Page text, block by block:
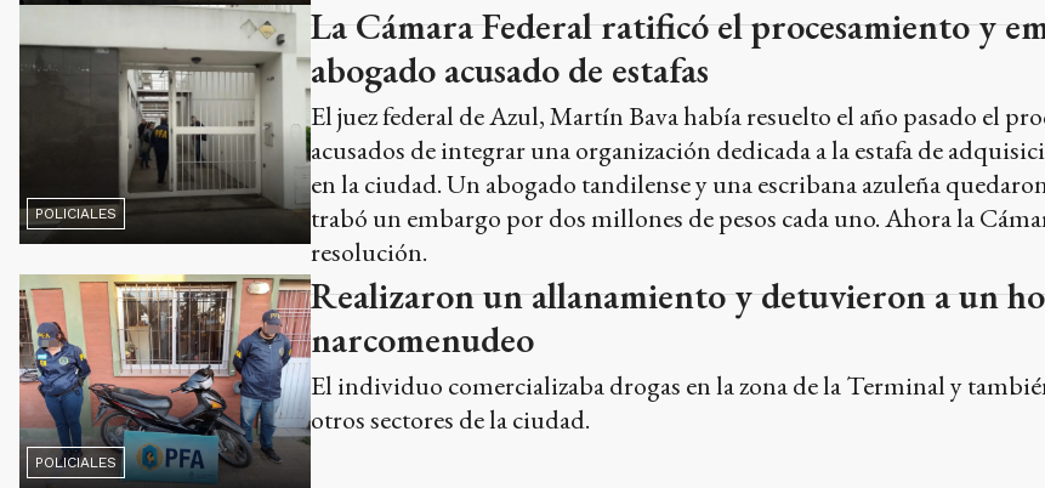
POLICIALES
La Cámara Federal ratificó el procesamiento y
abogado acusado de estafas
El juez federal de Azul, Martín Bava había resuelto el año pasado el
acusados de integrar una organización dedicada a la estafa de
en la ciudad. Un abogado tandilense y una escribana azuleña
trabó un embargo por dos millones de pesos cada uno. Ahora la
resolución.
POLICIALES
Realizaron un allanamiento y detuvieron a un
narcomenudeo
El individuo comercializaba drogas en la zona de la Terminal y
otros sectores de la ciudad.